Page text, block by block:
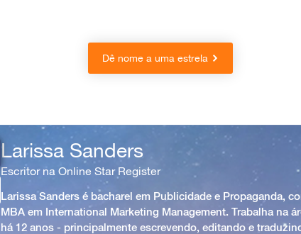
Dê nome a uma estrela
Larissa Sanders
Escritor na Online Star Register
Larissa Sanders é bacharel em Publicidade e Propaganda,
MBA em International Marketing Management. Trabalha na
há 12 anos - principalmente escrevendo, editando e